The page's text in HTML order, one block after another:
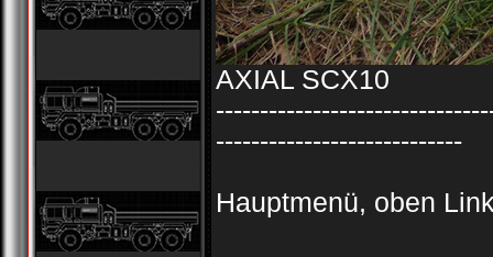
AXIAL SCX10
----------------------------
Hauptmenü, oben